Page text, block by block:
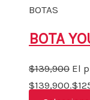
BOTAS
BOTA
$139,900 El
$139,900.$